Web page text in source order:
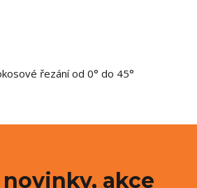
řezání od 0° do 45°
akce